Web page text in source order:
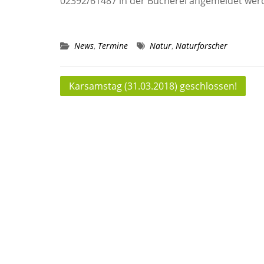
News, Termine Natur, Naturforscher
Beitragsnavigation
Karsamstag (31.03.2018) geschlossen!